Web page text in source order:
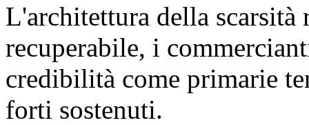
L'architettura della scarsità
recuperabile, i
credibilità come primarie
forti sostenuti.